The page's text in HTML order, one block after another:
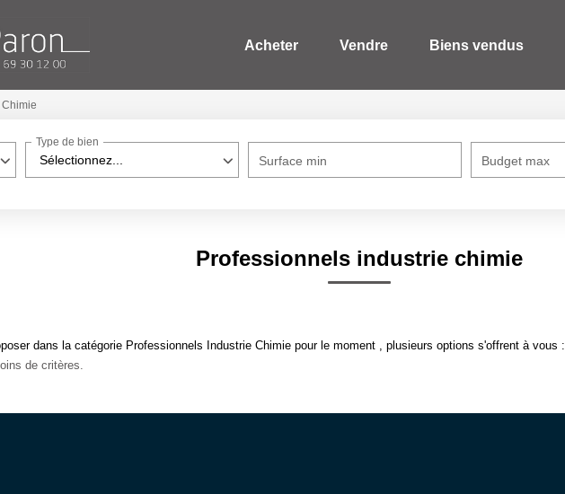
Acheter Vendre Biens vendus
Chimie
Sélectionnez...
Type de bien
Surface min Budget max
Professionnels industrie chimie
dans la catégorie Professionnels Industrie Chimie pour le moment , plusieurs options s'offrent à vous :
de critères.